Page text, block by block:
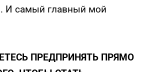
И самый главный мой
ПРЕДПРИНЯТЬ ПРЯМО